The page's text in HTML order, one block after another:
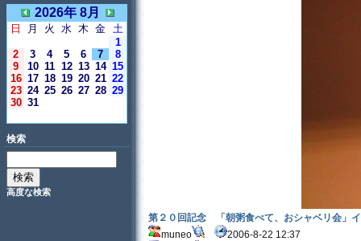
2026年 8月
日 月 火 水 木 金 土
1
2
3 4 5 6 7
8
9
10 11 12 13 14 15
16 17 18 19 20 21 22
23 24 25 26 27 28 29
30 31
検索
高度な検索
第２０回記念 「朝粥食べて、おシャベリ会」
muneo
2006-8-22 12:37